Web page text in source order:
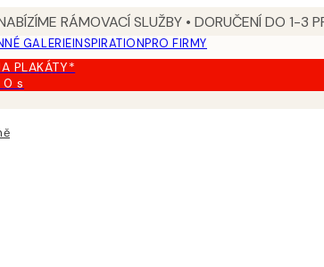
RÁMOVACÍ SLUŽBY • DORUČENÍ DO 1-3
GALERIEINSPIRATIONPRO FIRMY
PLAKÁTY*
0 s